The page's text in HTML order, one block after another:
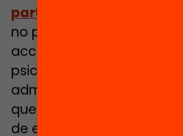
participan en estas
no pueden superar los
acceso, ya sean
psicológicos, culturales,
administrativos, etc., y
que pertenecen a
de estudios, con bajo